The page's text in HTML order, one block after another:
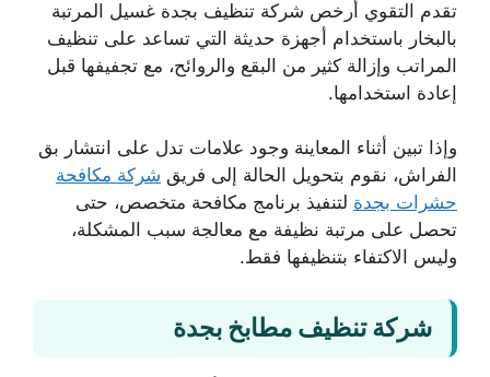
تقدم التقوي أرخص شركة تنظيف بجدة غسيل المرتبة
بالبخار باستخدام أجهزة حديثة التي تساعد على تنظيف
المراتب وإزالة كثير من البقع والروائح، مع تجفيفها قبل
إعادة استخدامها.
وإذا تبين أثناء المعاينة وجود علامات تدل على انتشار بق
الفراش، نقوم بتحويل الحالة إلى فريق شركة مكافحة
حشرات بجدة لتنفيذ برنامج مكافحة متخصص، حتى
تحصل على مرتبة نظيفة مع معالجة سبب المشكلة،
وليس الاكتفاء بتنظيفها فقط.
شركة تنظيف مطابخ بجدة